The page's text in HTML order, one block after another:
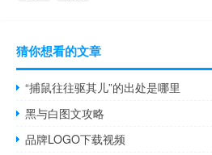
猜你想看的文章
“捕鼠往往驱其儿”的出处是哪里
黑与白图文攻略
品牌LOGO下载视频